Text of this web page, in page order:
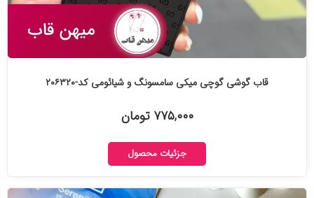
قاب گوشی گوچی میکی سامسونگ و شیائومی کد-۲۰۶۳۲۰
۷۷۵,۰۰۰ تومان
جزئیات محصول